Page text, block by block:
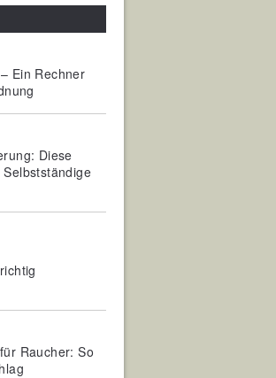
Ein Rechner
Diese
Raucher: So